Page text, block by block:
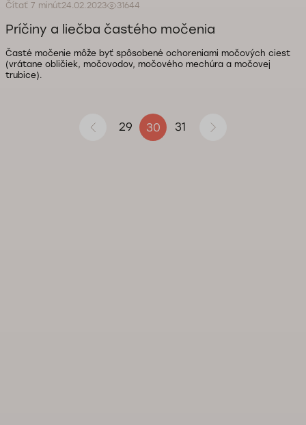
Čítať 7 minút24.02.2023 31644
Príčiny a liečba častého močenia
Časté močenie môže byť spôsobené ochoreniami močových ciest
(vrátane obličiek, močovodov, močového mechúra a močovej
trubice).
29 30 31